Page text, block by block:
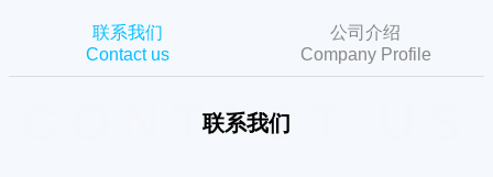
联系我们
Contact us
公司介绍
Company Profile
CONTACT US
联系我们